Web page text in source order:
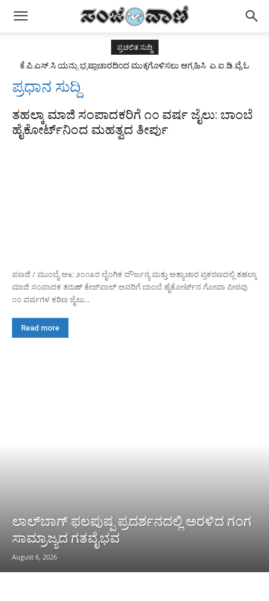
ಪ್ರಚಲಿತ ಸುದ್ಧಿ
ಕೆ.ಪಿ.ಎಸ್.ಸಿ ಯನ್ನು ಭ್ರಷ್ಟಾಚಾರದಿಂದ ಮುಕ್ತಗೊಳಿಸಲು ಆಗ್ರಹಿಸಿ ಎ.ಐ.ಡಿ.ವೈ.ಓ
ಪ್ರಧಾನ ಸುದ್ದಿ
ತಹಲ್ಕಾ ಮಾಜಿ ಸಂಪಾದಕರಿಗೆ ೧೦ ವರ್ಷ ಜೈಲು: ಬಾಂಬೆ
ಹೈಕೋರ್ಟ್‌ನಿಂದ ಮಹತ್ವದ ತೀರ್ಪು
ಪಣಜಿ / ಮುಂಬೈ ಅ೬: ೨೦೧೩ರ ಲೈಂಗಿಕ ದೌರ್ಜನ್ಯ ಮತ್ತು ಅತ್ಯಾಚಾರ ಪ್ರಕರಣದಲ್ಲಿ ತಹಲ್ಕಾ
ಮಾಜಿ ಸಂಪಾದಕ ತರುಣ್ ತೇಜ್‌ಪಾಲ್ ಅವರಿಗೆ ಬಾಂಬೆ ಹೈಕೋರ್ಟ್‌ನ ಗೋವಾ ಪೀಠವು
೧೦ ವರ್ಷಗಳ ಕಠಿಣ ಜೈಲು...
Read more
ಲಾಲ್‌ಬಾಗ್ ಫಲಪುಷ್ಪ ಪ್ರದರ್ಶನದಲ್ಲಿ ಅರಳಿದ ಗಂಗ
ಸಾಮ್ರಾಜ್ಯದ ಗತವೈಭವ
August 6, 2026